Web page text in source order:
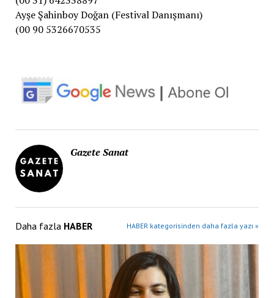
Ayşe Şahinboy Doğan (Festival Danışmanı)
(00 90 5326670535
Gazete Sanat
Daha fazla HABER HABER kategorisinden daha fazla yazı »